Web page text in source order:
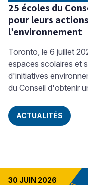
25 écoles du
pour leurs
l’environnement
Toronto, le 6 juillet
espaces scolaires et
d'initiatives
du Conseil d'obtenir
ACTUALITÉS
30 JUIN 2026